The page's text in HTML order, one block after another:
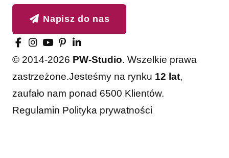
Napisz do nas
© 2014-2026 PW-Studio. Wszelkie prawa
zastrzeżone.Jesteśmy na rynku 12 lat,
zaufało nam ponad 6500 Klientów.
Regulamin Polityka prywatności